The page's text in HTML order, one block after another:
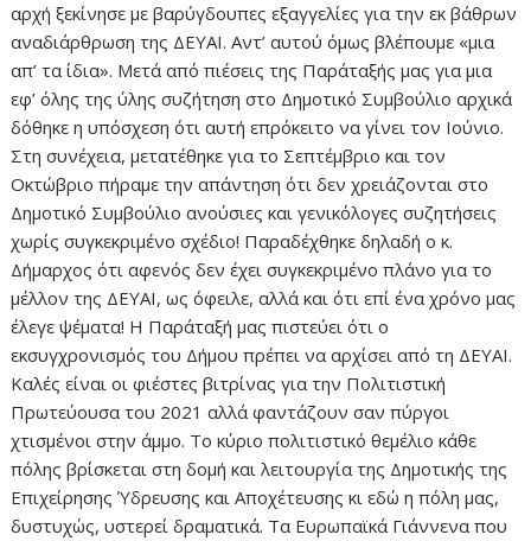
αρχή ξεκίνησε με βαρύγδουπες εξαγγελίες για την εκ βάθρων
αναδιάρθρωση της ΔΕΥΑΙ. Αντ’ αυτού όμως βλέπουμε «μια
απ’ τα ίδια». Μετά από πιέσεις της Παράταξής μας για μια
εφ’ όλης της ύλης συζήτηση στο Δημοτικό Συμβούλιο αρχικά
δόθηκε η υπόσχεση ότι αυτή επρόκειτο να γίνει τον Ιούνιο.
Στη συνέχεια, μετατέθηκε για το Σεπτέμβριο και τον
Οκτώβριο πήραμε την απάντηση ότι δεν χρειάζονται στο
Δημοτικό Συμβούλιο ανούσιες και γενικόλογες συζητήσεις
χωρίς συγκεκριμένο σχέδιο! Παραδέχθηκε δηλαδή ο κ.
Δήμαρχος ότι αφενός δεν έχει συγκεκριμένο πλάνο για το
μέλλον της ΔΕΥΑΙ, ως όφειλε, αλλά και ότι επί ένα χρόνο μας
έλεγε ψέματα! Η Παράταξή μας πιστεύει ότι ο
εκσυγχρονισμός του Δήμου πρέπει να αρχίσει από τη ΔΕΥΑΙ.
Καλές είναι οι φιέστες βιτρίνας για την Πολιτιστική
Πρωτεύουσα του 2021 αλλά φαντάζουν σαν πύργοι
χτισμένοι στην άμμο. Το κύριο πολιτιστικό θεμέλιο κάθε
πόλης βρίσκεται στη δομή και λειτουργία της Δημοτικής της
Επιχείρησης Ύδρευσης και Αποχέτευσης κι εδώ η πόλη μας,
δυστυχώς, υστερεί δραματικά. Τα Ευρωπαϊκά Γιάννενα που